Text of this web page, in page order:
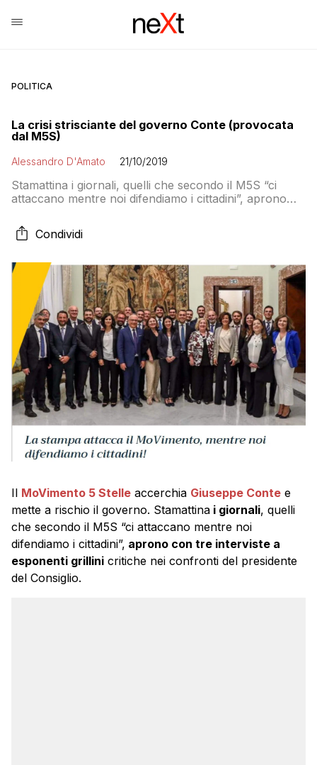
POLITICA
La crisi strisciante del governo Conte (provocata
dal M5S)
Alessandro D'Amato 21/10/2019
Stamattina i giornali, quelli che secondo il M5S “ci
attaccano mentre noi difendiamo i cittadini”, aprono
confronti del presidente del Consiglio
Condividi
Il MoVimento 5 Stelle accerchia Giuseppe Conte e
mette a rischio il governo. Stamattina i giornali, quelli
che secondo il M5S “ci attaccano mentre noi
difendiamo i cittadini”, aprono con tre interviste a
esponenti grillini critiche nei confronti del presidente
del Consiglio.